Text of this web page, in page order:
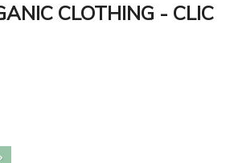
CLOTHING - CLIC